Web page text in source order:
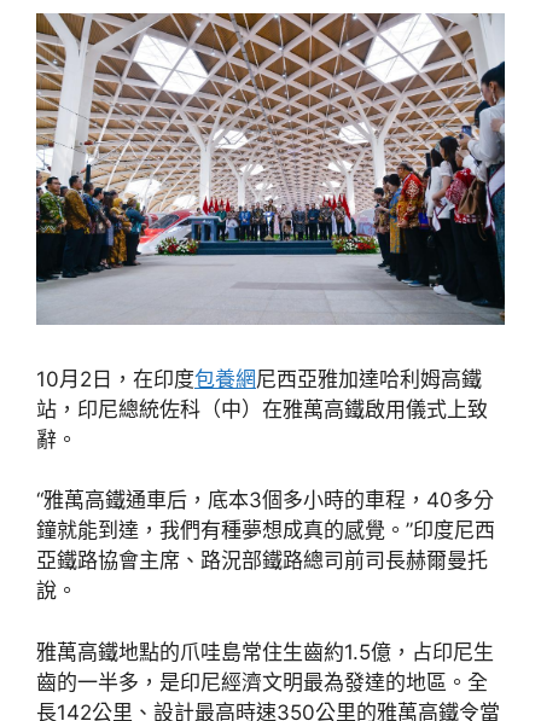
10月2日，在印度包養網尼西亞雅加達哈利姆高鐵
站，印尼總統佐科（中）在雅萬高鐵啟用儀式上致
辭。
“雅萬高鐵通車后，底本3個多小時的車程，40多分
鐘就能到達，我們有種夢想成真的感覺。”印度尼西
亞鐵路協會主席、路況部鐵路總司前司長赫爾曼托
說。
雅萬高鐵地點的爪哇島常住生齒約1.5億，占印尼生
齒的一半多，是印尼經濟文明最為發達的地區。全
長142公里、設計最高時速350公里的雅萬高鐵令當